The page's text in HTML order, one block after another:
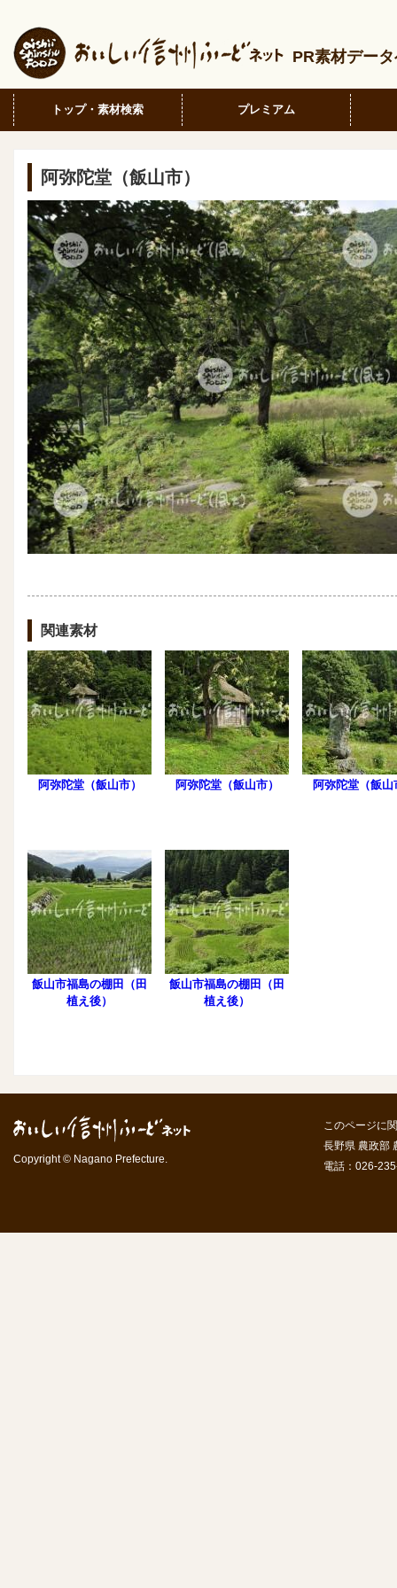
PR素材デー
トップ・素材検索 プレミアム
阿弥陀堂（飯山市）
関連素材
阿弥陀堂（飯山市） 阿弥陀堂（飯山市） 阿弥陀堂（飯山
飯山市福島の棚田（田
植え後）
飯山市福島の棚田（田
植え後）
Copyright © Nagano Prefecture.
このページに
長野県 農政部
電話：026-